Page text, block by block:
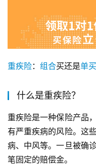
重疾险： 组合买还是单买
什么是重疾险？
重疾险是一种保险产品
有严重疾病的风险。这
病、中风等。一旦被确
笔固定的赔偿金。